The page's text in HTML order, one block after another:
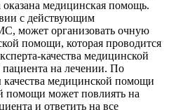
медицинская помощь.
с действующим
может организовать очную
помощи, которая проводится
качества медицинской
на лечении. По
качества медицинской помощи
помощи может повлиять на
и ответить на все